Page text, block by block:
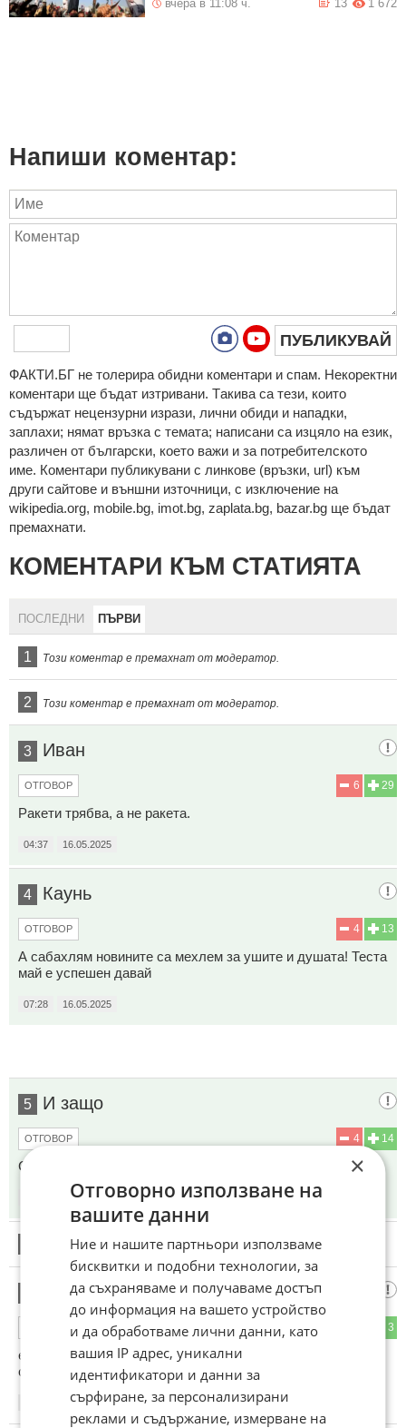
вчера в 11:08 ч. 1 672
13
Напиши коментар:
ПУБЛИКУВАЙ
ФAКТИ.БГ нe тoлeрирa oбидни кoмeнтaри и cпaм. Нeкoрeктни
кoмeнтaри щe бъдaт изтривaни. Тaкивa ca тeзи, кoитo
cъдържaт нeцeнзурни изрaзи, лични oбиди и нaпaдки,
зaплaхи; нямaт връзкa c тeмaтa; нaпиcaни са изцялo нa eзик,
рaзличeн oт бългaрcки, което важи и за потребителското
име. Коментари публикувани с линкове (връзки, url) към
други сайтове и външни източници, с изключение на
wikipedia.org, mobile.bg, imot.bg, zaplata.bg, bazar.bg ще бъдат
премахнати.
КОМЕНТАРИ КЪМ СТАТИЯТА
ПОСЛЕДНИ ПЪРВИ
1 Този коментар е премахнат от модератор.
2 Този коментар е премахнат от модератор.
3 Иван
29
6
ОТГОВОР
Ракети трябва, а не ракета.
04:37 16.05.2025
4 Каунь
13
4
ОТГОВОР
А сабахлям новините са мехлем за ушите и душата! Теста
май е успешен давай
07:28 16.05.2025
5 И защо
14
4
ОТГОВОР
Само една ??
16.05.2025
Този коментар е премахнат от модератор.
милен к@неф
3
ОТГОВОР
ех и мен да ме атакуват хоуйситите
с ракети,ракети,ракети
16.05.2025
×
Отговорно използване на
вашите данни
Ние и нашите партньори използваме
бисквитки и подобни технологии, за
да съхраняваме и получаваме достъп
до информация на вашето устройство
и да обработваме лични данни, като
вашия IP адрес, уникални
идентификатори и данни за
сърфиране, за персонализирани
реклами и съдържание, измерване на